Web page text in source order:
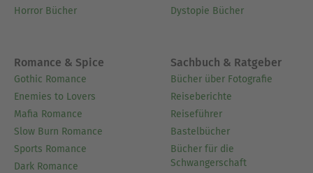
Horror Bücher
Dystopie Bücher
Romance & Spice
Gothic Romance
Enemies to Lovers
Mafia Romance
Slow Burn Romance
Sports Romance
Dark Romance
Sachbuch & Ratgeber
Bücher über Fotografie
Reiseberichte
Reiseführer
Bastelbücher
Bücher für die
Schwangerschaft